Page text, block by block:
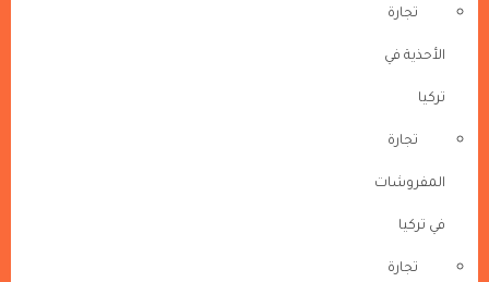
تجارة
الأحذية في
تركيا
تجارة
المفروشات
في تركيا
تجارة